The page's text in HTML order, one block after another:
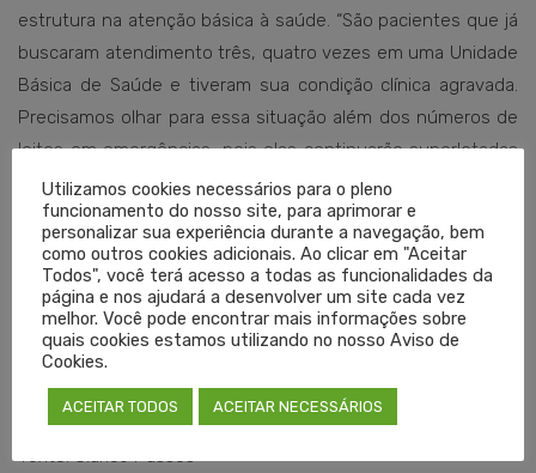
estrutura na atenção básica à saúde. “São pacientes que já
buscaram atendimento três, quatro vezes em uma Unidade
Básica de Saúde e tiveram sua condição clínica agravada.
Precisamos olhar para essa situação além dos números de
leitos em emergências, pois elas continuarão superlotadas
se não tratarmos do problema desde a sua origem”, afirmou.
A corregedora também afirmou que não podemos esquecer
da dimensão humana da questão, e não avaliar apenas os
números.
Confiraaquia matéria publicada sobre a audiência realizada
em dezembro de 2024, que também abordou essa
temática.
Texto: Clarice Passos
Utilizamos cookies necessários para o pleno
funcionamento do nosso site, para aprimorar e
personalizar sua experiência durante a navegação, bem
como outros cookies adicionais. Ao clicar em "Aceitar
Todos", você terá acesso a todas as funcionalidades da
página e nos ajudará a desenvolver um site cada vez
melhor. Você pode encontrar mais informações sobre
quais cookies estamos utilizando no nosso Aviso de
Cookies.
ACEITAR TODOS ACEITAR NECESSÁRIOS